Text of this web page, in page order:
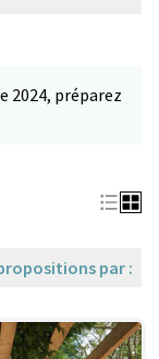
2024, préparez
par :